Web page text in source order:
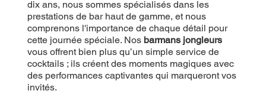
dix ans, nous sommes spécialisés dans les
prestations de bar haut de gamme, et nous
comprenons l'importance de chaque détail pour
cette journée spéciale. Nos barmans jongleurs
vous offrent bien plus qu’un simple service de
cocktails ; ils créent des moments magiques avec
des performances captivantes qui marqueront vos
invités.